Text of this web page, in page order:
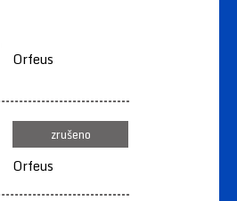
Orfeus
zrušeno
Orfeus